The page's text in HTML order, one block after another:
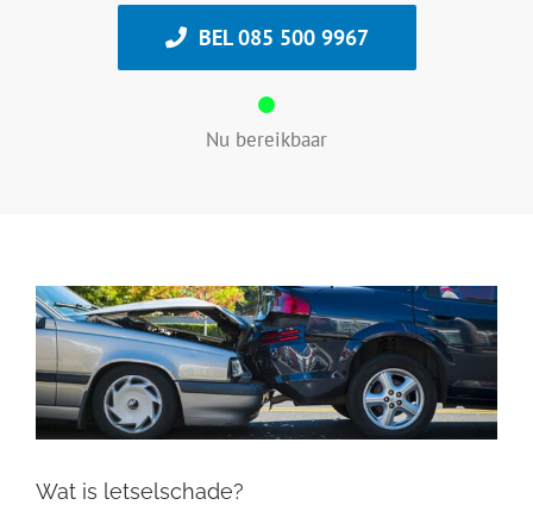
BEL 085 500 9967
Nu bereikbaar
Wat is letselschade?